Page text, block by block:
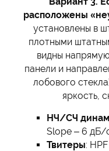
расположены
установлены в
плотными
видны
панели и
лобового
яркость,
НЧ/СЧ
Slope – 6 дБ/
Твитеры: